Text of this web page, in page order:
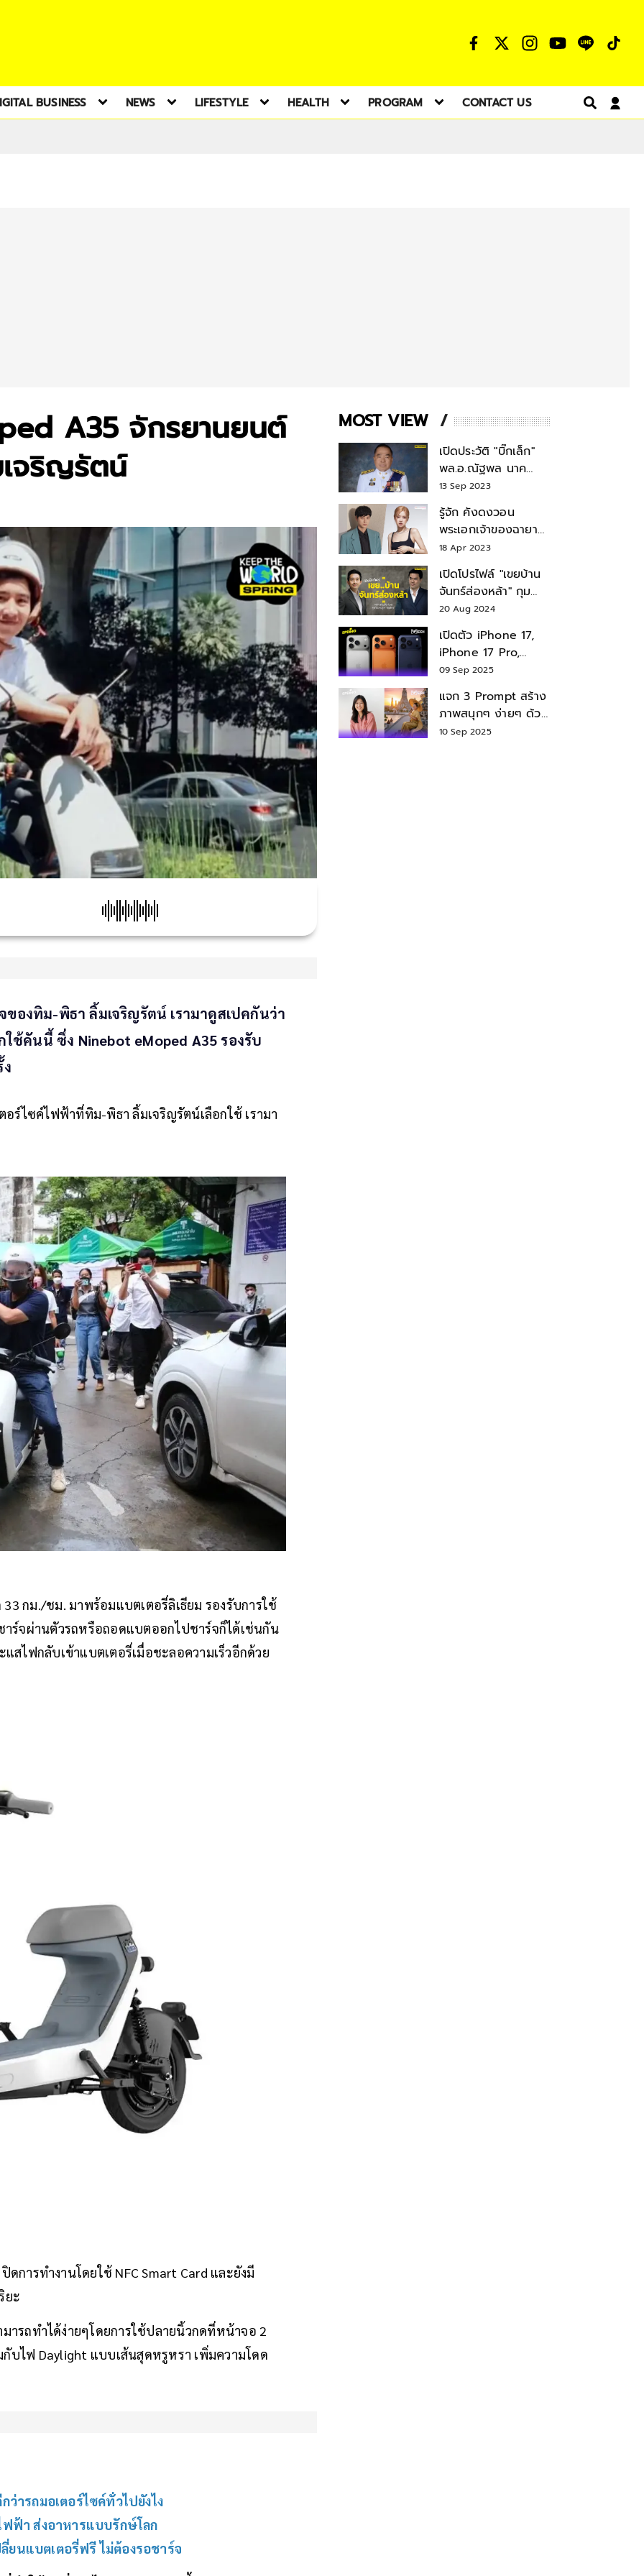
BUSINESS NEWS LIFESTYLE HEALTH PROGRAM CONTACT US
A35 จักรยานยนต์
จริญรัตน์
องทิม-พิธา ลิ้มเจริญรัตน์ เรามาดูสเปคกันว่า
ช้คันนี้ ซึ่ง Ninebot eMoped A35 รองรับ
ร์ไซค์ไฟฟ้าที่ทิม-พิธา ลิ้มเจริญรัตน์เลือกใช้ เรามา
33 กม./ชม. มาพร้อมแบตเตอรี่ลิเธียม รองรับการใช้
าร์จผ่านตัวรถหรือถอดแบตออกไปชาร์จก็ได้เช่นกัน
สไฟกลับเข้าแบตเตอรี่เมื่อชะลอความเร็วอีกด้วย
ดการทำงานโดยใช้ NFC Smart Card และยังมี
ยะ
มารถทำได้ง่ายๆโดยการใช้ปลายนิ้วกดที่หน้าจอ 2
บไฟ Daylight แบบเส้นสุดหรูหรา เพิ่มความโดด
ว่ารถมอเตอร์ไซค์ทั่วไปยังไง
ฟ้า ส่งอาหารแบบรักษ์โลก
ลี่ยนแบตเตอรี่ฟรี ไม่ต้องรอชาร์จ
MOST VIEW
เปิดประวัติ "บิ๊กเล็ก"
พล.อ.ณัฐพล นาค
พาณิชย์ จากเลขาฯ
สมช.-เลขาฯ
รมว.กลาโหม
13 Sep 2023
รู้จัก คังดงวอน
พระเอกเจ้าของฉายา
สมบัติแห่งชาติ หลังมี
18 Apr 2023
เปิดโปรไฟล์ "เขยบ้าน
จันทร์ส่องหล้า" กุม
บังเหียนธุรกิจตระกูล
"ชินวัตร"
20 Aug 2024
เปิดตัว iPhone 17,
iPhone 17 Pro,
iPhone 17 Air สเปค
09 Sep 2025
แจก 3 Prompt สร้าง
ภาพสนุกๆ ง่ายๆ ด้วย
Nano Banana ใน
10 Sep 2025